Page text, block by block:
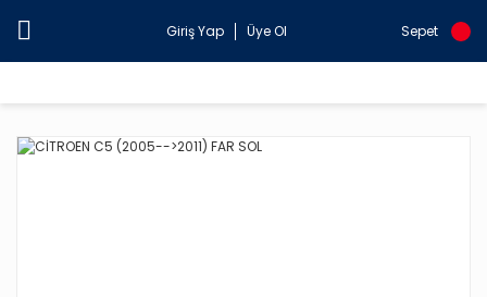
Giriş Yap Üye Ol Sepet